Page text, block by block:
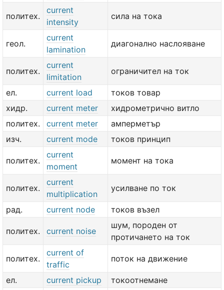
политех.
current
intensity
сила на тока
геол.
current
lamination
диагонално наслояване
политех.
current
limitation
ограничител на ток
ел. current load
токов товар
хидр.
current meter
хидрометрично витло
политех.
current meter
амперметър
изч.
current mode токов принцип
политех.
current
moment
момент на тока
политех.
current
multiplication
усилване по ток
рад. current node токов възел
политех. current noise
шум, породен от
протичането на ток
политех.
current of
traffic
поток на движение
ел. current pickup
токоотнемане